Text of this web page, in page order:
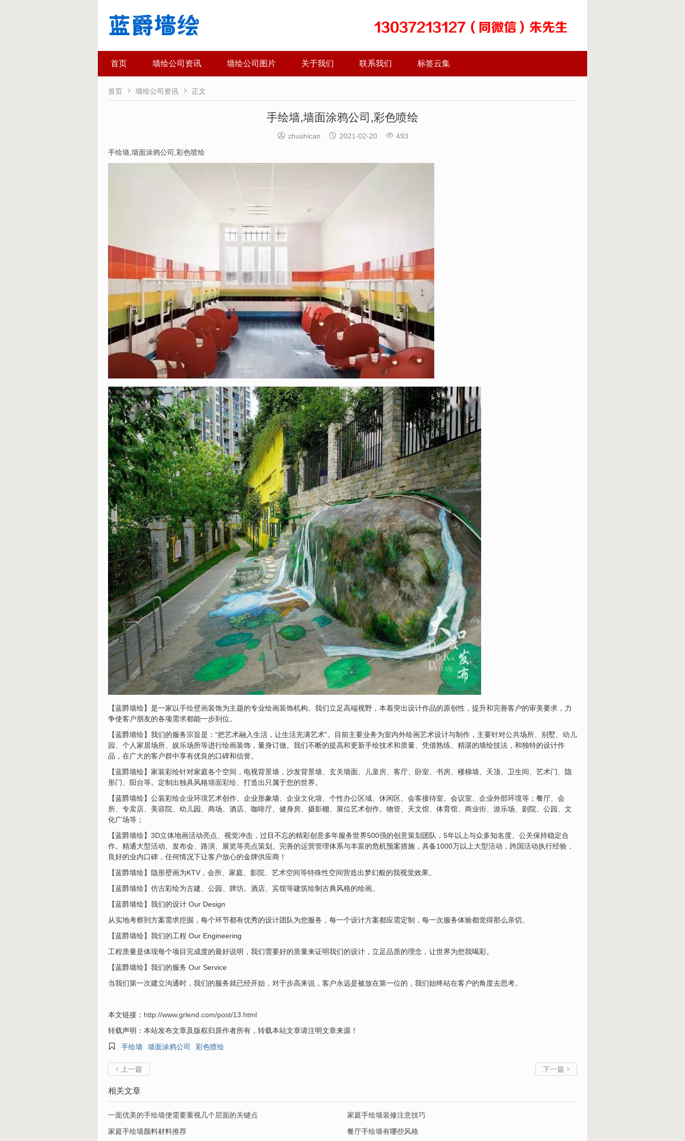
首页 墙绘公司资讯 墙绘公司图片 关于我们 联系我们 标签云集
首页  墙绘公司资讯  正文
手绘墙,墙面涂鸦公司,彩色喷绘
 zhushican  2021-02-20  493
手绘墙 墙面涂鸦公司 彩色喷绘
【蓝爵墙绘】是一家以手绘壁画装饰为主题的专业绘画装饰机构。我们立足高端视野，本着突出设计作品的原创性，提升和完善客户的审美要求，力
争使客户朋友的各项需求都能一步到位。
【蓝爵墙绘】我们的服务宗旨是：“把艺术融入生活，让生活充满艺术”。目前主要业务为室内外绘画艺术设计与制作，主要针对公共场所、别墅、 幼儿
园
、个人家居场所、娱乐场所等进行绘画装饰，量身订做。我们不断的提高和更新手绘技术和质量、凭借熟练、精湛的墙绘技法，和独特的设计作
品，在广大的客户群中享有优良的口碑和信誉。
【蓝爵墙绘】家装彩绘针对家庭各个空间，电视背景墙，沙发背景墙、玄关墙面、
儿童房 、客厅、卧室、书房、楼梯墙、天顶、卫生间、艺术门、隐
形门、阳台等。定制出独具风格墙面彩绘 、打造出只属于您的世界。
【蓝爵墙绘】公装彩绘企业环境艺术创作、企业形象墙、企业文化墙 、个性办公区域、休闲区、会客接待室、会议室、企业外部环境等；餐厅、会
所、专卖店、美容院、幼儿园、商场、酒店、咖啡厅、健身房、摄影棚、展位艺术创作。物管、天文馆、体育馆、商业街、游乐场、剧院、公园、文
化广场等；
【蓝爵墙绘】3D立体地画活动亮点、视觉冲击，过目不忘的精彩创意多年服务世界500强的创意策划团队，5年以上与众多知名度、公关保持稳定合
作。精通大型活动、发布会、路演、展览等亮点策划。完善的运营管理体系与丰富的危机预案措施，具备1000万以上大型活动，跨国活动执行经验，
良好的业内口碑，任何情况下让客户放心的金牌供应商！
【蓝爵墙绘】隐形壁画为KTV，会所、家庭、影院、艺术空间等特殊性空间营造出梦幻般的我视觉效果。
【蓝爵墙绘】仿古彩绘为古建、公园、牌坊。酒店、宾馆等建筑绘制古典风格的绘画。
【蓝爵墙绘】我们的设计 Our Design
从实地考察到方案需求挖掘，每个环节都有优秀的设计团队为您服务，每一个设计方案都应需定制，每一次服务体验都觉得那么亲切。
【蓝爵墙绘】我们的工程 Our Engineering
工程质量是体现每个项目完成度的最好说明，我们需要好的质量来证明我们的设计，立足品质的理念，让世界为您我喝彩。
【蓝爵墙绘】我们的服务 Our Service
当我们第一次建立沟通时，我们的服务就已经开始，对于步高来说，客户永远是被放在第一位的，我们始终站在客户的角度去思考。
本文链接： http://www.grlend.com/post/13.html
转载声明：本站发布文章及版权归原作者所有，转载本站文章请注明文章来源！

手绘墙 墙面涂鸦公司 彩色喷绘
 上一篇 下一篇 
相关文章
一面优美的手绘墙便需要重视几个层面的关键点
家庭手绘墙装修注意技巧
家庭手绘墙颜料材料推荐
餐厅手绘墙有哪些风格